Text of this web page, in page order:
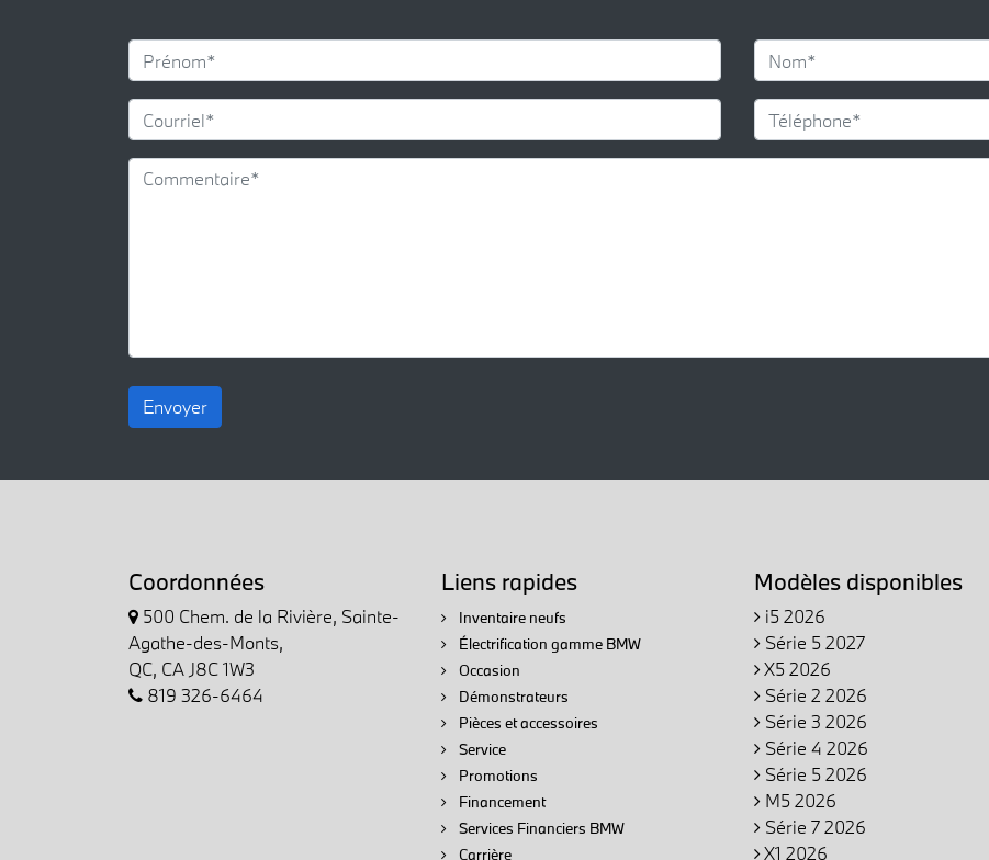
Envoyer
Coordonnées
500 Chem. de la Rivière, Sainte-
Agathe-des-Monts,
QC, CA J8C 1W3
819 326-6464
Liens rapides
Inventaire neufs
Électrification gamme BMW
Occasion
Démonstrateurs
Pièces et accessoires
Service
Promotions
Financement
Services Financiers BMW
Carrière
Modèles disponibles
i5 2026
Série 5 2027
X5 2026
Série 2 2026
Série 3 2026
Série 4 2026
Série 5 2026
M5 2026
Série 7 2026
X1 2026